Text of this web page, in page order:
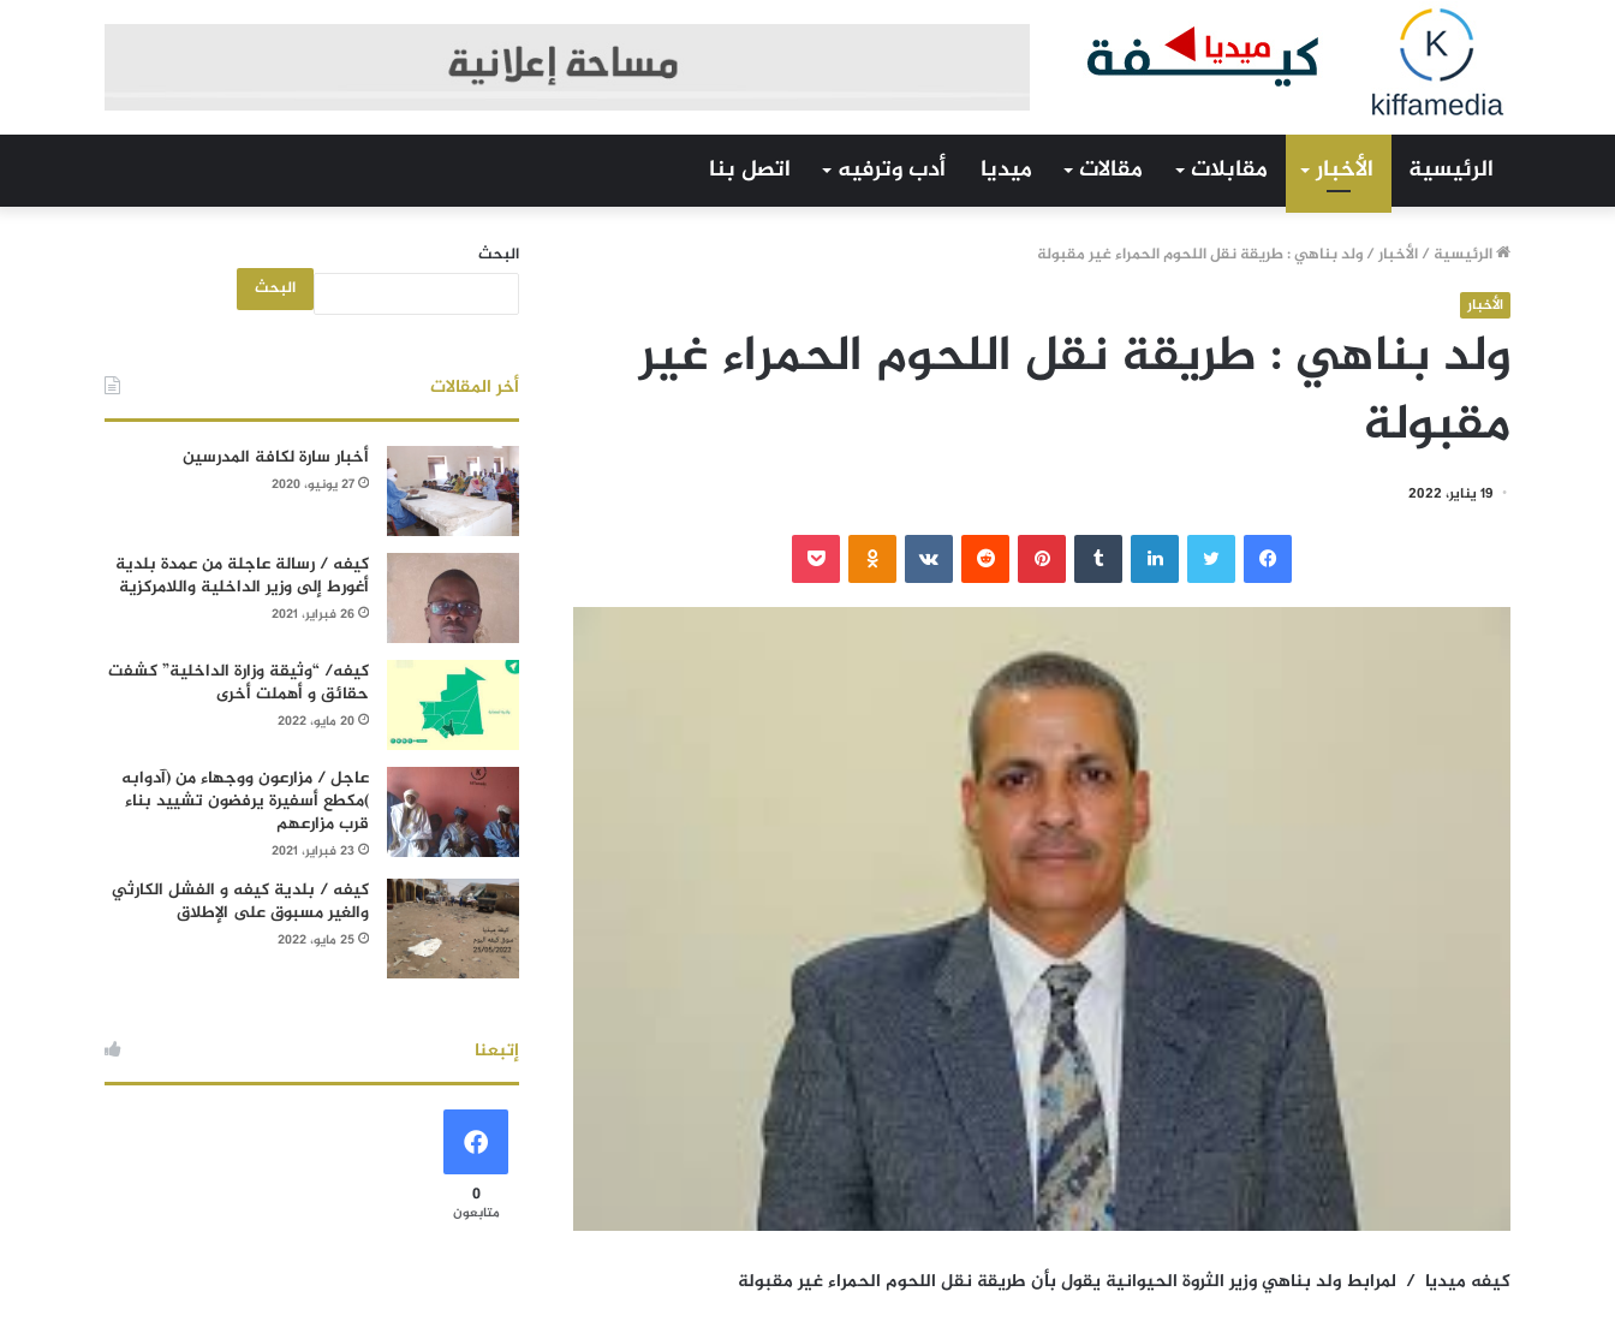
الرئيسية الأخبار مقابلات مقالات ميديا أدب وترفيه اتصل بنا
الرئيسية /الأخبار/ولد بناهي : طريقة نقل اللحوم الحمراء غير مقبولة
الأخبار
ولد بناهي : طريقة نقل اللحوم الحمراء غير
مقبولة
19 يناير، 2022
فيسبوك لينكدإن بينتيريست
كيفه ميديا / لمرابط ولد بناهي وزير الثروة الحيوانية يقول بأن طريقة نقل اللحوم الحمراء غير مقبولة
البحث
البحث
أخر المقالات
أخبار سارة لكافة المدرسين
27 يونيو، 2020
كيفه / رسالة عاجلة من عمدة بلدية
أغورط إلى وزير الداخلية واللامركزية
26 فبراير، 2021
كيفه/ “وثيقة وزارة الداخلية” كشفت
حقائق و أهملت أخرى
20 مايو، 2022
عاجل / مزارعون ووجهاء من (آدوابه
)مكطع أسفيرة يرفضون تشييد بناء
قرب مزارعهم
23 فبراير، 2021
كيفه / بلدية كيفه و الفشل الكارثي
والغير مسبوق على الإطلاق
25 مايو، 2022
إتبعنا
0
متابعون